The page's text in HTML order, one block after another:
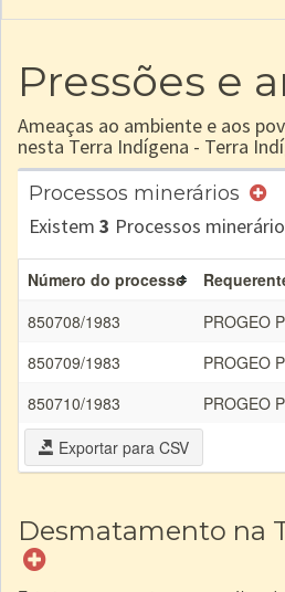
Pressões e
Ameaças ao ambiente e aos
nesta Terra Indígena - Terra
Processos minerários
Existem 3 Processos
Número do processo
850708/1983
PROGEO
850709/1983
PROGEO
850710/1983
PROGEO
Exportar para CSV
Desmatamento na